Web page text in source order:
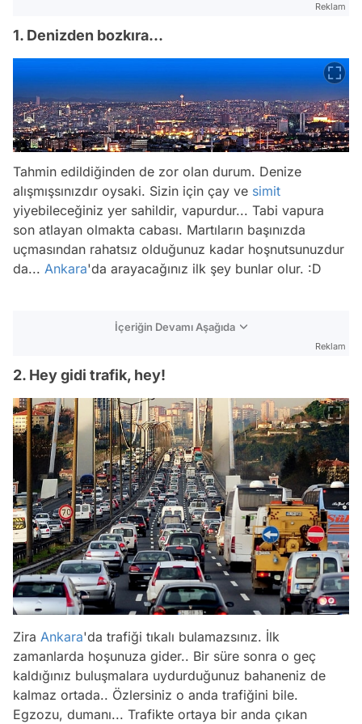
Reklam
1. Denizden bozkıra...
Tahmin edildiğinden de zor olan durum. Denize
alışmışsınızdır oysaki. Sizin için çay ve simit
yiyebileceğiniz yer sahildir, vapurdur... Tabi vapura
son atlayan olmakta cabası. Martıların başınızda
uçmasından rahatsız olduğunuz kadar hoşnutsunuzdur
da... Ankara'da arayacağınız ilk şey bunlar olur. :D
İçeriğin Devamı Aşağıda
Reklam
2. Hey gidi trafik, hey!
Zira Ankara'da trafiği tıkalı bulamazsınız. İlk
zamanlarda hoşunuza gider.. Bir süre sonra o geç
kaldığınız buluşmalara uydurduğunuz bahaneniz de
kalmaz ortada.. Özlersiniz o anda trafiğini bile.
Egzozu, dumanı... Trafikte ortaya bir anda çıkan